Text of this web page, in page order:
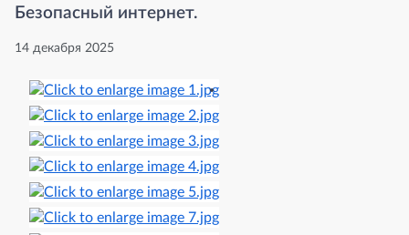
Безопасный интернет.
14 декабря 2025